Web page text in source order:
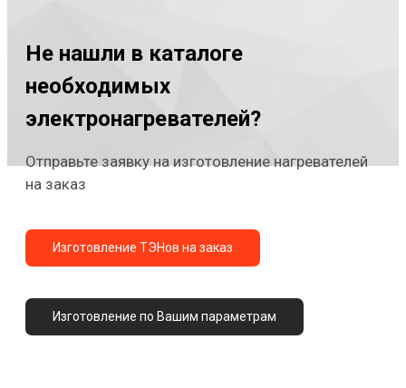
Не нашли в каталоге
необходимых
электронагревателей?
Отправьте заявку на изготовление нагревателей
на заказ
Изготовление ТЭНов на заказ
Изготовление по Вашим параметрам